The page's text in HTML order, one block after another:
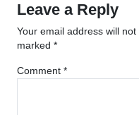
Leave a Reply
Your email address will not
marked *
Comment *